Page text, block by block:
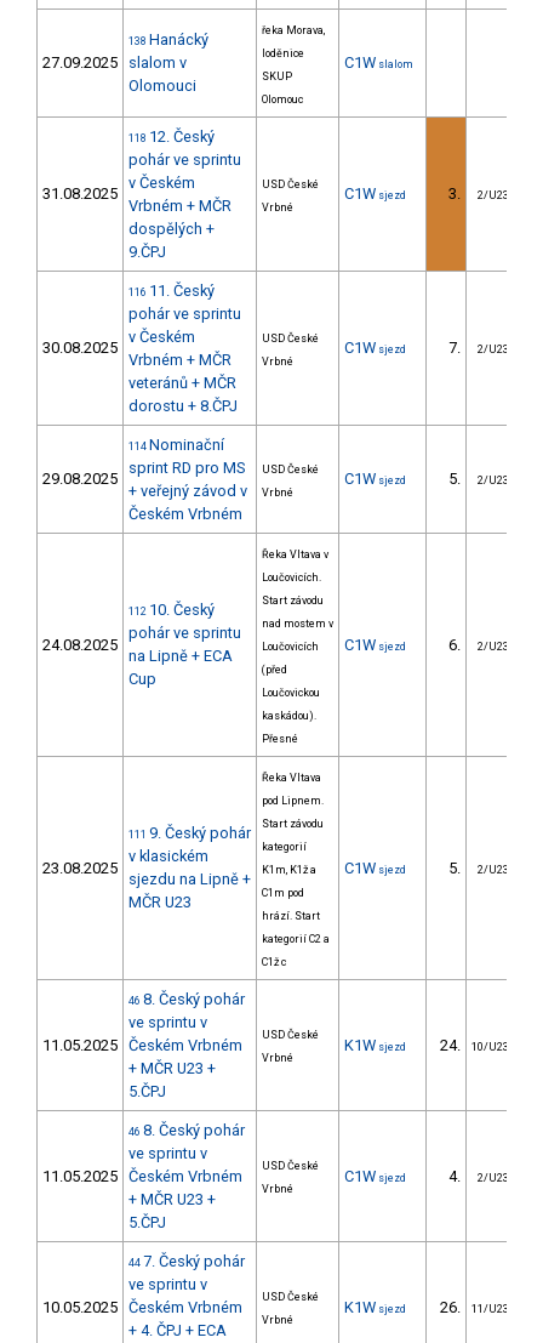
27.09.2025
138 Hanácký
slalom v
Olomouci
řeka Morava,
loděnice
SKUP
Olomouc
C1W slalom
31.08.2025
118 12. Český
pohár ve sprintu
v Českém
Vrbném + MČR
dospělých +
9.ČPJ
USD České
Vrbné
C1W sjezd 3. 2/U23
30.08.2025
116 11. Český
pohár ve sprintu
v Českém
Vrbném + MČR
veteránů + MČR
dorostu + 8.ČPJ
USD České
Vrbné
C1W sjezd 7. 2/U23
29.08.2025
114 Nominační
sprint RD pro MS
+ veřejný závod v
Českém Vrbném
USD České
Vrbné
C1W sjezd 5. 2/U23
24.08.2025
112 10. Český
pohár ve sprintu
na Lipně + ECA
Cup
Řeka Vltava v
Loučovicích.
Start závodu
nad mostem v
Loučovicích
(před
Loučovickou
kaskádou).
Přesné
C1W sjezd 6. 2/U23
23.08.2025
111 9. Český pohár
v klasickém
sjezdu na Lipně +
MČR U23
Řeka Vltava
pod Lipnem.
Start závodu
kategorií
K1m, K1ž a
C1m pod
hrází. Start
kategorií C2 a
C1ž c
C1W sjezd 5. 2/U23
11.05.2025
46 8. Český pohár
ve sprintu v
Českém Vrbném
+ MČR U23 +
5.ČPJ
USD České
Vrbné
K1W sjezd 24. 10/U23
11.05.2025
46 8. Český pohár
ve sprintu v
Českém Vrbném
+ MČR U23 +
5.ČPJ
USD České
Vrbné
C1W sjezd 4. 2/U23
10.05.2025
44 7. Český pohár
ve sprintu v
Českém Vrbném
+ 4. ČPJ + ECA
USD České
Vrbné
K1W sjezd 26. 11/U23